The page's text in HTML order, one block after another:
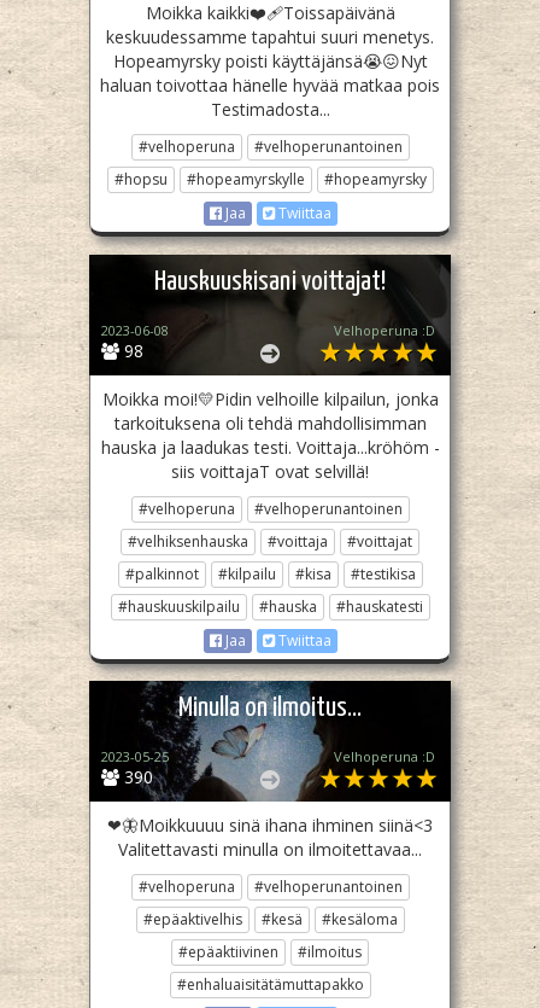
Moikka kaikki❤‍🩹Toissapäivänä
keskuudessamme tapahtui suuri menetys.
Hopeamyrsky poisti käyttäjänsä😭😖Nyt
haluan toivottaa hänelle hyvää matkaa pois
Testimadosta...
#velhoperuna
#velhoperunantoinen
#hopsu
#hopeamyrskylle
#hopeamyrsky
Jaa
Twiittaa
Hauskuuskisani voittajat!
98
2023-06-08 Velhoperuna :D
Moikka moi!💛Pidin velhoille kilpailun, jonka
tarkoituksena oli tehdä mahdollisimman
hauska ja laadukas testi. Voittaja...kröhöm -
siis voittajaT ovat selvillä!
#velhoperuna
#velhoperunantoinen
#velhiksenhauska
#voittaja
#voittajat
#palkinnot
#kilpailu #kisa
#testikisa
#hauskuuskilpailu
#hauska
#hauskatesti
Jaa
Twiittaa
Minulla on ilmoitus...
390
2023-05-25 Velhoperuna :D
❤🦋Moikkuuuu sinä ihana ihminen siinä<3
Valitettavasti minulla on ilmoitettavaa...
#velhoperuna
#velhoperunantoinen
#epäaktivelhis
#kesä
#kesäloma
#epäaktiivinen
#ilmoitus
#enhaluaisitätämuttapakko